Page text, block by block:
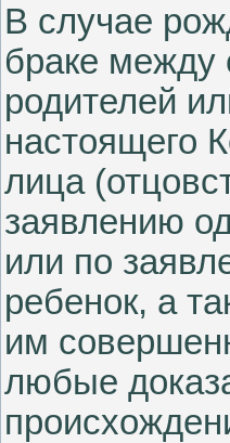
В случае
браке между
родителей
настоящего
лица
заявлению
или по
ребенок, а
им
любые